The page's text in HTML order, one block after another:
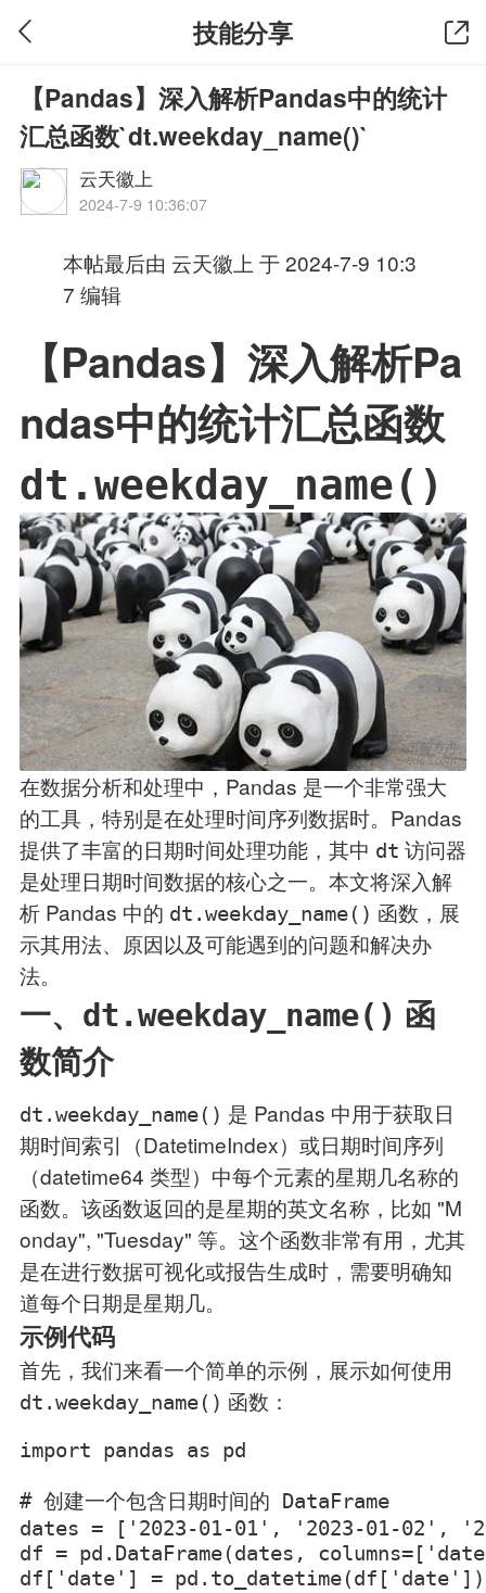
技能分享
【Pandas】深入解析Pandas中的统计
汇总函数`dt.weekday_name()`
云天徽上
2024-7-9 10:36:07
本帖最后由 云天徽上 于 2024-7-9 10:3
7 编辑
【Pandas】深入解析Pa
ndas中的统计汇总函数
dt.weekday_name()
在数据分析和处理中，Pandas 是一个非常强大
的工具，特别是在处理时间序列数据时。Pandas
提供了丰富的日期时间处理功能，其中 dt 访问器
是处理日期时间数据的核心之一。本文将深入解
析 Pandas 中的 dt.weekday_name() 函数，展
示其用法、原因以及可能遇到的问题和解决办
法。
一、 dt.weekday_name() 函
数简介
dt.weekday_name() 是 Pandas 中用于获取日
期时间索引（DatetimeIndex）或日期时间序列
（datetime64 类型）中每个元素的星期几名称的
函数。该函数返回的是星期的英文名称，比如 "M
onday", "Tuesday" 等。这个函数非常有用，尤其
是在进行数据可视化或报告生成时，需要明确知
道每个日期是星期几。
示例代码
首先，我们来看一个简单的示例，展示如何使用
dt.weekday_name() 函数：
import pandas as pd
# 创建一个包含日期时间的 DataFrame
dates = ['2023-01-01', '2023-01-02',
df = pd.DataFrame(dates,
df['date'] = pd.to_datetime(df['date'])